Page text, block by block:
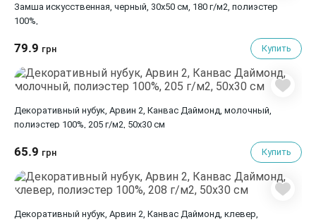
Замша искусственная, черный, 30х50 см, 180 г/м2, полиэстер
100%,
79.9 грн Купить
Декоративный нубук, Арвин 2, Канвас Даймонд, молочный,
полиэстер 100%, 205 г/м2, 50х30 см
65.9 грн Купить
Декоративный нубук, Арвин 2, Канвас Даймонд, клевер,